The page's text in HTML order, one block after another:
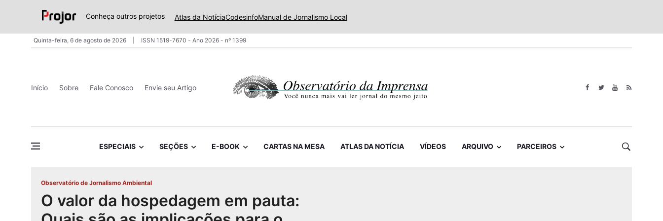
Conheça outros projetos Atlas da NotíciaCodesinfoManual de Jornalismo Local
Quinta-feira, 6 de agosto de 2026 ISSN 1519-7670 - Ano 2026 - nº 1399
Início Sobre Fale Conosco Envie seu Artigo
ESPECIAIS SEÇÕES E-BOOK CARTAS NA MESA ATLAS DA NOTÍCIA VÍDEOS ARQUIVO PARCEIROS
Observatório de Jornalismo Ambiental
O valor da hospedagem em pauta: